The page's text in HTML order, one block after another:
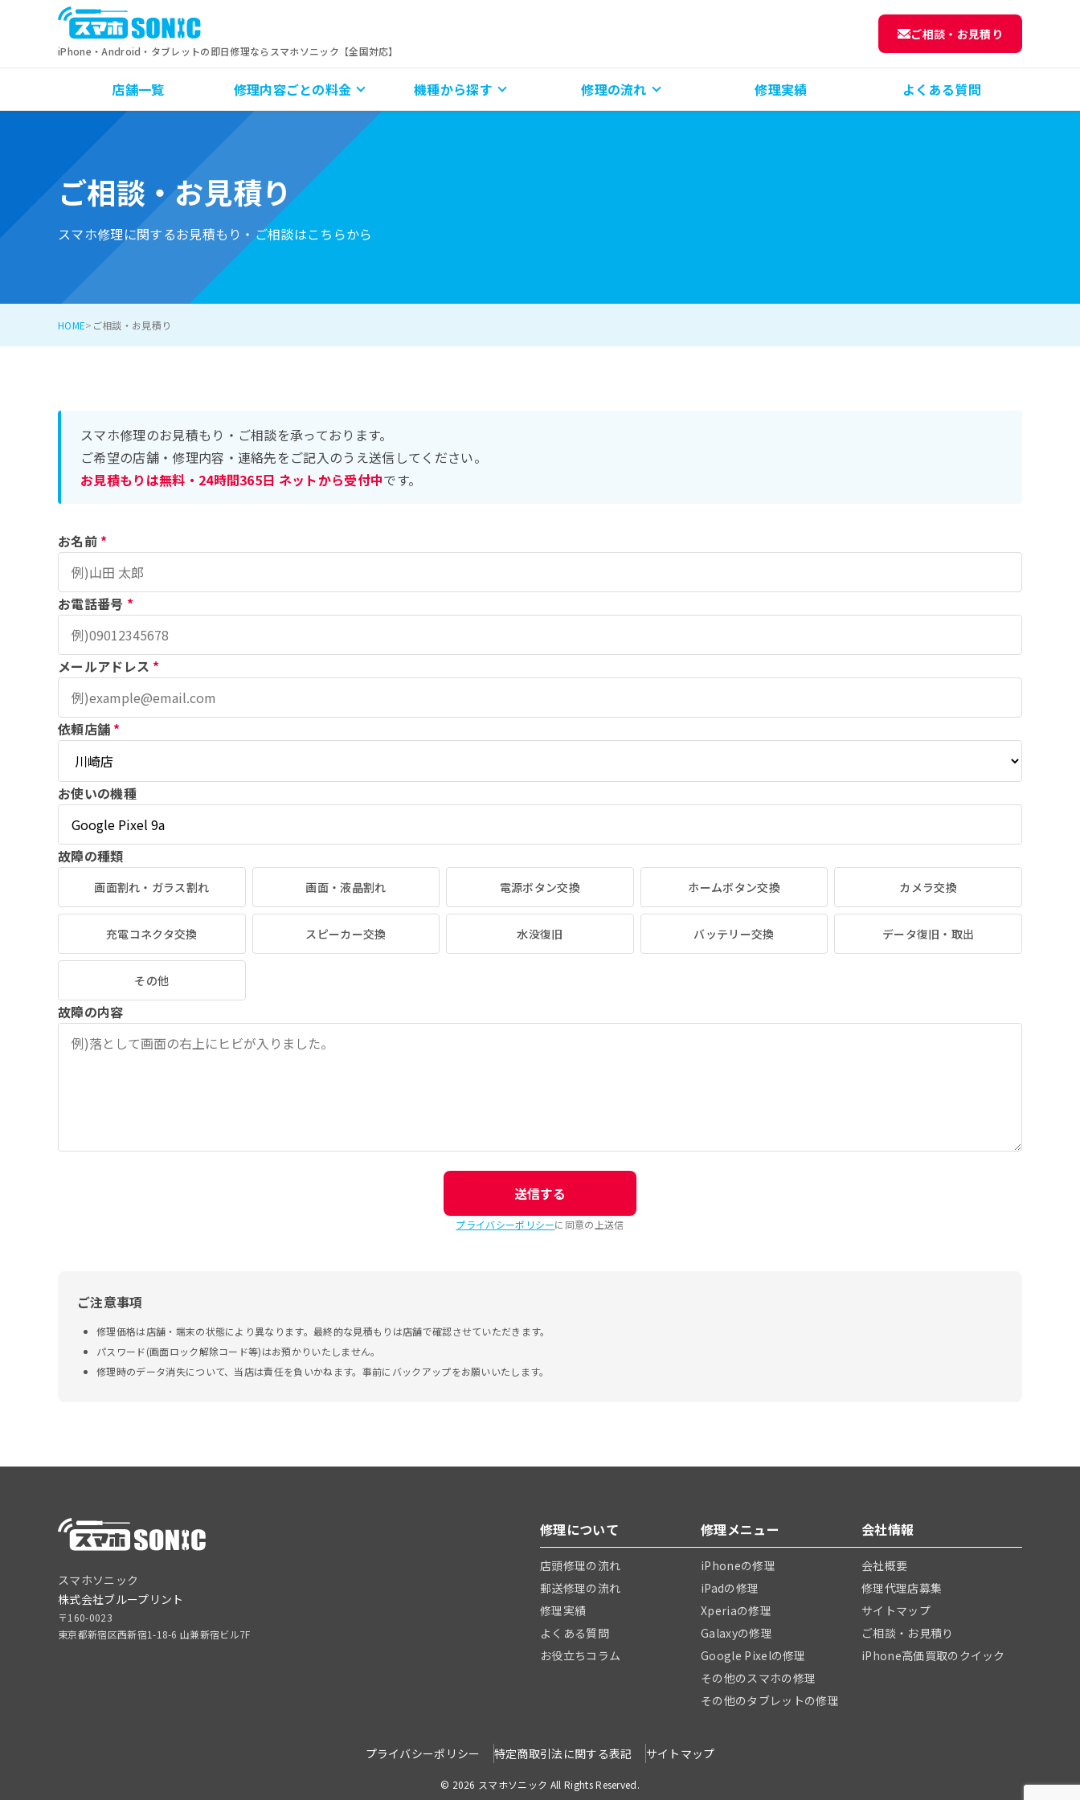
iPhone・Android・タブレットの即日修理ならスマホソニック【全国対応】
ご相談・お見積り
店舗一覧 修理内容ごとの料金 機種から探す 修理の流れ 修理実績 よくある質問
ご相談・お見積り
スマホ修理に関するお見積もり・ご相談はこちらから
HOME ご相談・お見積り
スマホ修理のお見積もり・ご相談を承っております。
ご希望の店舗・修理内容・連絡先をご記入のうえ送信してください。
お見積もりは無料・24時間365日 ネットから受付中です。
お名前 *
お電話番号 *
メールアドレス *
依頼店舗 *
お使いの機種
故障の種類
画面割れ・ガラス割れ 画面・液晶割れ 電源ボタン交換 ホームボタン交換 カメラ交換
充電コネクタ交換 スピーカー交換 水没復旧 バッテリー交換 データ復旧・取出
その他
故障の内容
送信する
プライバシーポリシーに同意の上送信
ご注意事項
修理価格は店舗・端末の状態により異なります。最終的な見積もりは店舗で確認させていただきます。
パスワード(画面ロック解除コード等)はお預かりいたしません。
修理時のデータ消失について、当店は責任を負いかねます。事前にバックアップをお願いいたします。
スマホソニック
株式会社ブループリント
〒160-0023
東京都新宿区西新宿1-18-6 山兼新宿ビル7F
修理について
店頭修理の流れ
郵送修理の流れ
修理実績
よくある質問
お役立ちコラム
修理メニュー
iPhoneの修理
iPadの修理
Xperiaの修理
Galaxyの修理
Google Pixelの修理
その他のスマホの修理
その他のタブレットの修理
会社情報
会社概要
修理代理店募集
サイトマップ
ご相談・お見積り
iPhone高価買取のクイック
プライバシーポリシー 特定商取引法に関する表記 サイトマップ
© 2026 スマホソニック All Rights Reserved.